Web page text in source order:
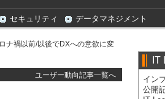
セキュリティ データマネジメント
ナ禍以前/以後でDXへの意欲に変
ユーザー動向記事一覧へ
IT
イン
公開